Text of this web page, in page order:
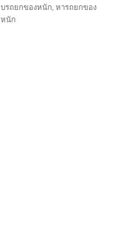
บรถยกของหนัก, หารถยกของ
หนัก